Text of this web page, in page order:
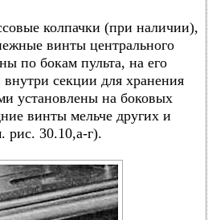
колпачки (при наличии),
винты центрального
по бокам пульта, на его
секции для хранения
установлены на боковых
винты мельче других и
рис. 30.10,а-г).